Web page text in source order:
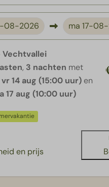
08-2026 ma 17-
Vechtvallei
, 3 nachten met
vr 14 aug (15:00 uur) en
17 aug (10:00 uur)
en prijs